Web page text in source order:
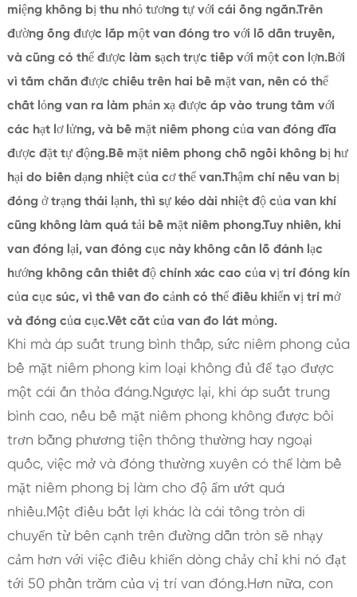
miệng không bị thu nhỏ tương tự với cái ống ngắn.Trên
đường ống được lắp một van đóng tro với lỗ dẫn truyền,
và cũng có thể được làm sạch trực tiếp với một con lợn.Bởi
vì tấm chắn được chiếu trên hai bề mặt van, nên có thể
chất lỏng van ra làm phản xạ được áp vào trung tâm với
các hạt lơ lửng, và bề mặt niêm phong của van đóng đĩa
được đặt tự động.Bề mặt niêm phong chỗ ngồi không bị hư
hại do biến dạng nhiệt của cơ thể van.Thậm chí nếu van bị
đóng ở trạng thái lạnh, thì sự kéo dài nhiệt độ của van khí
cũng không làm quá tải bề mặt niêm phong.Tuy nhiên, khi
van đóng lại, van đóng cục này không cần lỗ đánh lạc
hướng không cần thiết độ chính xác cao của vị trí đóng kín
của cục súc, vì thế van đo cảnh có thể điều khiển vị trí mở
và đóng của cục.Vết cắt của van đo lát mỏng.
Khi mà áp suất trung bình thấp, sức niêm phong của
bề mặt niêm phong kim loại không đủ để tạo được
một cái ấn thỏa đáng.Ngược lại, khi áp suất trung
bình cao, nếu bề mặt niêm phong không được bôi
trơn bằng phương tiện thông thường hay ngoại
quốc, việc mở và đóng thường xuyên có thể làm bề
mặt niêm phong bị làm cho độ ẩm ướt quá
nhiều.Một điều bất lợi khác là cái tông tròn di
chuyển từ bên cạnh trên đường dẫn tròn sẽ nhạy
cảm hơn với việc điều khiển dòng chảy chỉ khi nó đạt
tới 50 phần trăm của vị trí van đóng.Hơn nữa, con